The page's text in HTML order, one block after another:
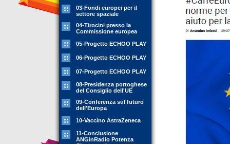
03-Fondi europei per il
settore spaziale
04-Tirocini presso la
Commissione europea
05-Progetto ECHOO PLAY
06-Progetto ECHOO PLAY
07-Progetto ECHOO PLAY
08-Presidenza portoghese
del Consiglio dell'UE
09-Conferenza sul futuro
dell'Europa
10-Vaccino AstraZeneca
11-Conclusione
ANGinRadio Potenza